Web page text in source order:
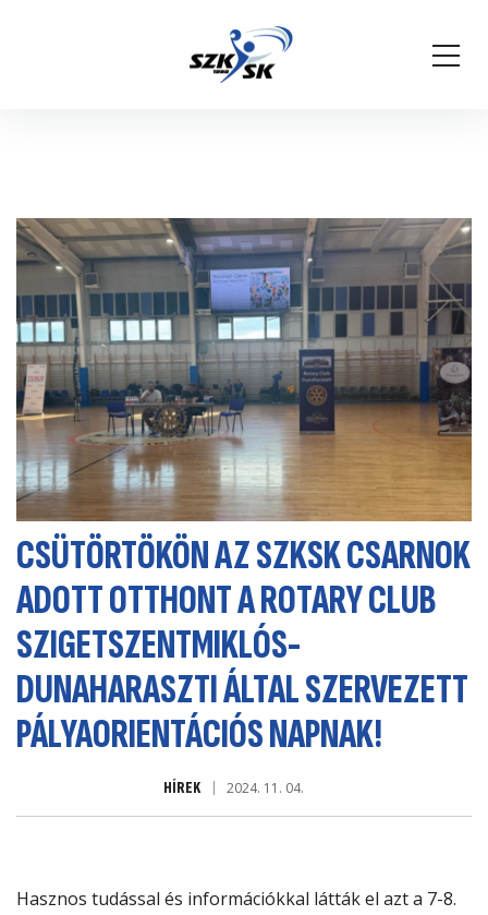
CSÜTÖRTÖKÖN AZ SZKSK CSARNOK
ADOTT OTTHONT A ROTARY CLUB
SZIGETSZENTMIKLÓS-
DUNAHARASZTI ÁLTAL SZERVEZETT
PÁLYAORIENTÁCIÓS NAPNAK!
HÍREK 2024. 11. 04.
Hasznos tudással és információkkal látták el azt a 7-8.